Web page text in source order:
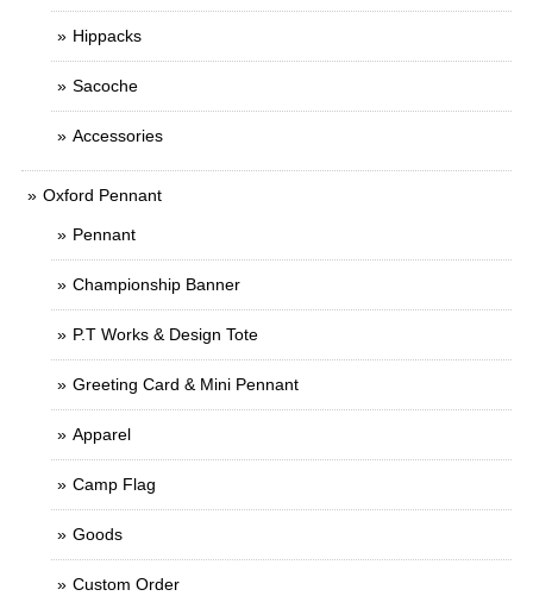
Hippacks
Sacoche
Accessories
Oxford Pennant
Pennant
Championship Banner
P.T Works & Design Tote
Greeting Card & Mini Pennant
Apparel
Camp Flag
Goods
Custom Order